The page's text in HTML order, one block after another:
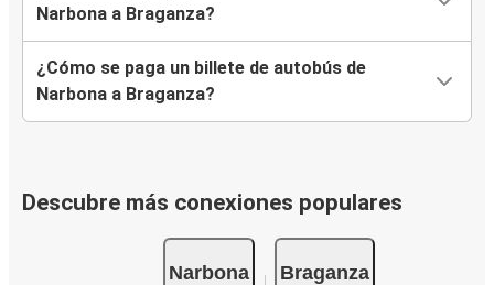
Narbona a Braganza?
¿Cómo se paga un billete de autobús de
Narbona a Braganza?
Descubre más conexiones populares
Narbona Braganza